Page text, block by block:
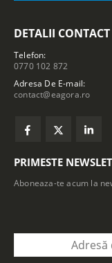
DETALII CONTACT
Telefon:
0770 102 872
Adresa De E-mail:
contact@eagora.ro
PRIMESTE
Aboneaza-te acum la